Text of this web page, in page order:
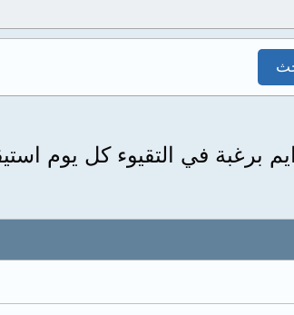
برغبة في التقيوء كل يوم